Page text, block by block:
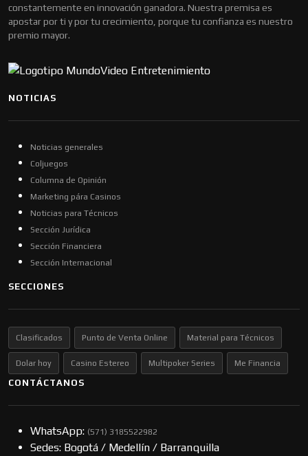
constantemente en innovación ganadora. Nuestra premisa es
apostar por ti y por tu crecimiento, porque tu confianza es nuestro
premio mayor.
NOTICIAS
Noticias generales
Coljuegos
Columna de Opinión
Marketing pára Casinos
Noticias para Técnicos
Sección Jurídica
Sección Financiera
Sección Internacional
SECCIONES
Clasificados Punto de Venta Online Material para Técnicos
Dolar hoy Casino Estereo Multipoker Series Me Financia
CONTÁCTANOS
WhatsApp: (57​​1) 3185522982
Sedes: Bogotá / Medellín / Barranquilla